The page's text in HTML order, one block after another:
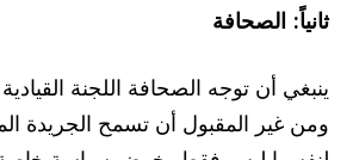
ثانياً: الصحافة
ينبغي أن توجه الصحافة اللجنة
ومن غير المقبول أن تسمح الجريدة